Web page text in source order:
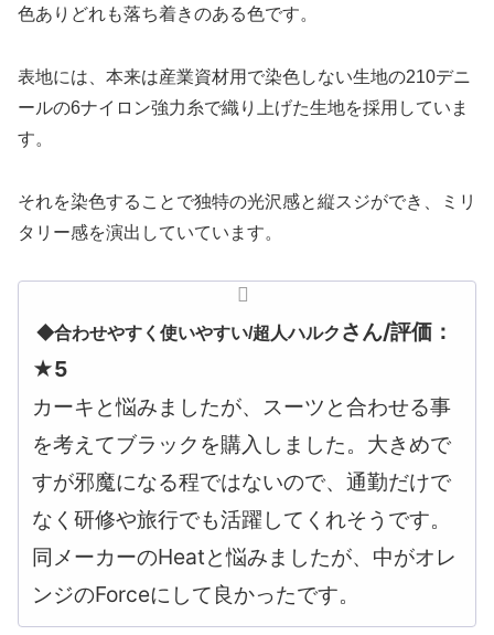
色ありどれも落ち着きのある色です。
表地には、本来は産業資材用で染色しない生地の210デニ
ールの6ナイロン強力糸で織り上げた生地を採用していま
す。
それを染色することで独特の光沢感と縦スジができ、ミリ
タリー感を演出していています。
◆合わせやすく使いやすい/超人ハルク さん/評価：
★5
カーキと悩みましたが、スーツと合わせる事
を考えてブラックを購入しました。大きめで
すが邪魔になる程ではないので、通勤だけで
なく研修や旅行でも活躍してくれそうです。
同メーカーのHeatと悩みましたが、中がオレ
ンジのForceにして良かったです。